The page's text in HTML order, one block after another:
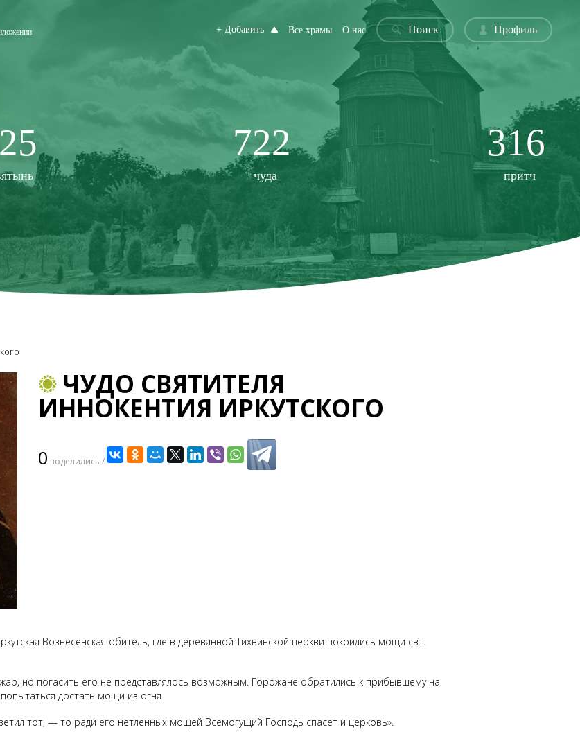
+ Добавить Все храмы О нас Поиск Профиль
722
чуда
316
притч
ЧУДО СВЯТИТЕЛЯ
ИННОКЕНТИЯ ИРКУТСКОГО
0 поделились /
Вознесенская обитель, где в деревянной Тихвинской церкви покоились мощи свт.
но погасить его не представлялось возможным. Горожане обратились к прибывшему на
достать мощи из огня.
тот, — то ради его нетленных мощей Всемогущий Господь спасет и церковь».